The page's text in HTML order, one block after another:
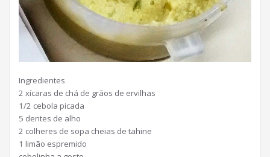
Ingredientes
2 xícaras de chá de grãos de ervilhas
1/2 cebola picada
5 dentes de alho
2 colheres de sopa cheias de tahine
1 limão espremido